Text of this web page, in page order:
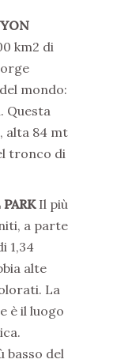
km2 di
mondo:
Questa
alta 84 mt
tronco di
Il più
a parte
1,34
alte
La
è il luogo
basso del